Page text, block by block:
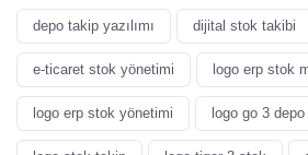
depo takip yazılımı dijital stok takibi
e-ticaret stok yönetimi logo erp stok
logo erp stok yönetimi logo go 3